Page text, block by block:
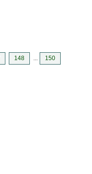
148 ... 150